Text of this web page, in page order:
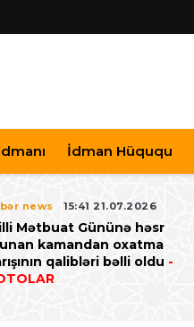
İdman Hüququ
news 15:41 21.07.2026
Mətbuat Gününə həsr
kamandan oxatma
qalibləri bəlli oldu -